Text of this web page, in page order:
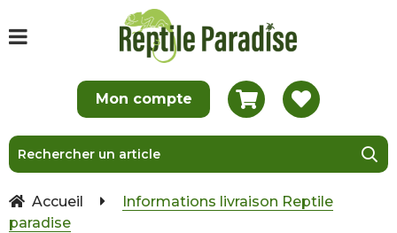
Accueil
Informations livraison Reptile
paradise